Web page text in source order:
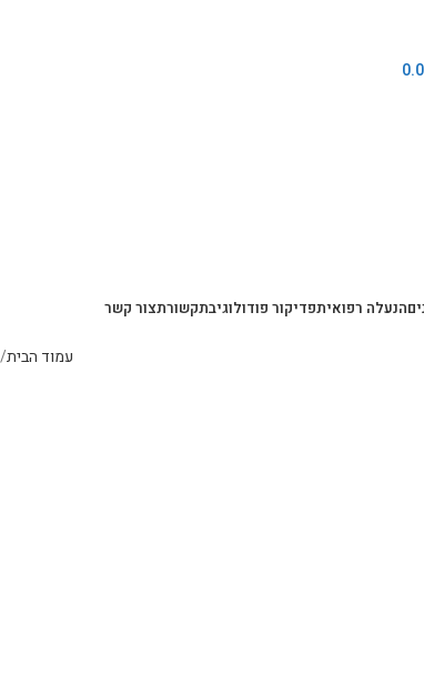
הנעלה רפואיתפדיקור פודולוגיבתקשורתצור קשר
עמוד הבית